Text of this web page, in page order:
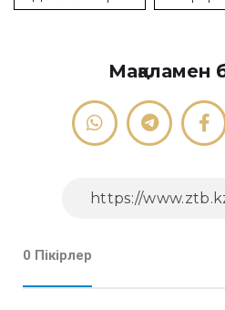
Мақаламен
0 Пікірлер